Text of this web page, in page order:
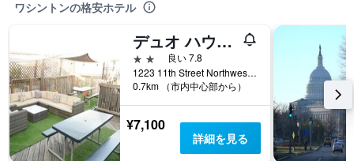
ワシントンの格安ホテル
デュオ ハウジング
2つ星
良い 7.8
1223 11th Street Northwest, ワシントン, DC, アメリカ合衆国
0.7km （市内中心部から）
¥7,100
詳細を見る